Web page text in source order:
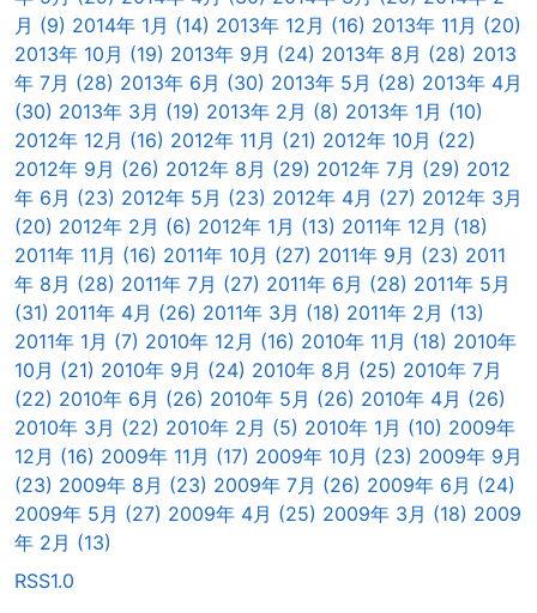
月 (9) 2014年 1月 (14) 2013年 12月 (16) 2013年 11月 (20)
2013年 10月 (19) 2013年 9月 (24) 2013年 8月 (28) 2013
年 7月 (28) 2013年 6月 (30) 2013年 5月 (28) 2013年 4月
(30) 2013年 3月 (19) 2013年 2月 (8) 2013年 1月 (10)
2012年 12月 (16) 2012年 11月 (21) 2012年 10月 (22)
2012年 9月 (26) 2012年 8月 (29) 2012年 7月 (29) 2012
年 6月 (23) 2012年 5月 (23) 2012年 4月 (27) 2012年 3月
(20) 2012年 2月 (6) 2012年 1月 (13) 2011年 12月 (18)
2011年 11月 (16) 2011年 10月 (27) 2011年 9月 (23) 2011
年 8月 (28) 2011年 7月 (27) 2011年 6月 (28) 2011年 5月
(31) 2011年 4月 (26) 2011年 3月 (18) 2011年 2月 (13)
2011年 1月 (7) 2010年 12月 (16) 2010年 11月 (18) 2010年
10月 (21) 2010年 9月 (24) 2010年 8月 (25) 2010年 7月
(22) 2010年 6月 (26) 2010年 5月 (26) 2010年 4月 (26)
2010年 3月 (22) 2010年 2月 (5) 2010年 1月 (10) 2009年
12月 (16) 2009年 11月 (17) 2009年 10月 (23) 2009年 9月
(23) 2009年 8月 (23) 2009年 7月 (26) 2009年 6月 (24)
2009年 5月 (27) 2009年 4月 (25) 2009年 3月 (18) 2009
年 2月 (13)
RSS1.0